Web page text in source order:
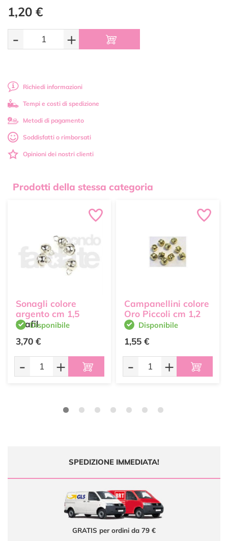
1,20 €
- +
Richiedi informazioni
Tempi e costi di spedizione
Metodi di pagamento
Soddisfatti o rimborsati
Opinioni dei nostri clienti
Prodotti della stessa categoria
Sonagli colore
argento cm 1,5
StafilDisponibile
3,70 €
- +
Campanellini colore
Oro Piccoli cm 1,2
Disponibile
1,55 €
- +
SPEDIZIONE IMMEDIATA!
GRATIS per ordini da 79 €